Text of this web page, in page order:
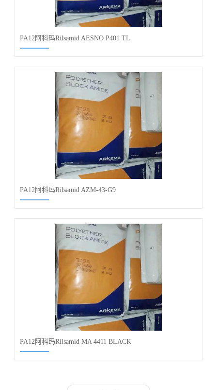
PA12阿科玛Rilsamid AESNO P401 TL
PA12阿科玛Rilsamid AZM-43-G9
PA12阿科玛Rilsamid MA 4411 BLACK